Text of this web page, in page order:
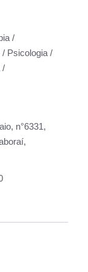
/
/ Psicologia /
/
n°6331,